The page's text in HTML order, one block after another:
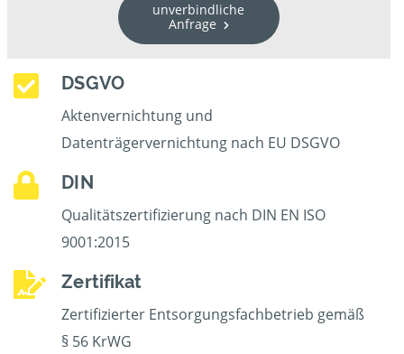
unverbindliche
Anfrage
DSGVO
Aktenvernichtung und
Datenträgervernichtung nach EU DSGVO
DIN
Qualitätszertifizierung nach DIN EN ISO
9001:2015
Zertifikat
Zertifizierter Entsorgungsfachbetrieb gemäß
§ 56 KrWG